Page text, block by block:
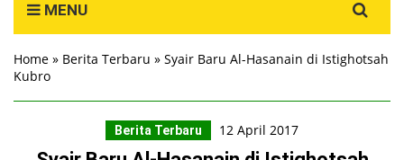
MENU
for:
Home » Berita Terbaru » Syair Baru Al-Hasanain di Istighotsah
Kubro
Berita Terbaru 12 April 2017